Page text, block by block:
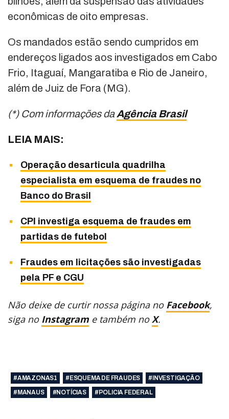
econômicas de oito empresas.
Os mandados estão sendo cumpridos em
endereços ligados aos investigados em Cabo
Frio, Itaguaí, Mangaratiba e Rio de Janeiro,
além de Juiz de Fora (MG).
(*) Com informações daAgência Brasil
LEIA MAIS:
Operação desarticula quadrilha
especialista em esquema de fraudes no
Banco do Brasil
CPI investiga esquema de fraudes em
partidas de futebol
Fraudes em licitações são investigadas
pela PF e CGU
Não deixe de curtir nossa página no Facebook,
siga no Instagram e também no X.
#AMAZONAS1 #ESQUEMA DE FRAUDES
#INVESTIGAÇÃO
#MANAUS
#NOTÍCIAS #POLICIA FEDERAL